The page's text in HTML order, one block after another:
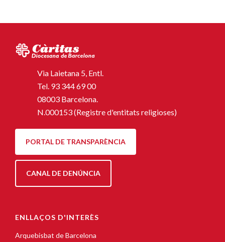
Via Laietana 5, Entl.
Tel. 93 344 69 00
08003 Barcelona.
N.000153 (Registre d'entitats religioses)
PORTAL DE TRANSPARÈNCIA
CANAL DE DENÚNCIA
ENLLAÇOS D'INTERÈS
Arquebisbat de Barcelona